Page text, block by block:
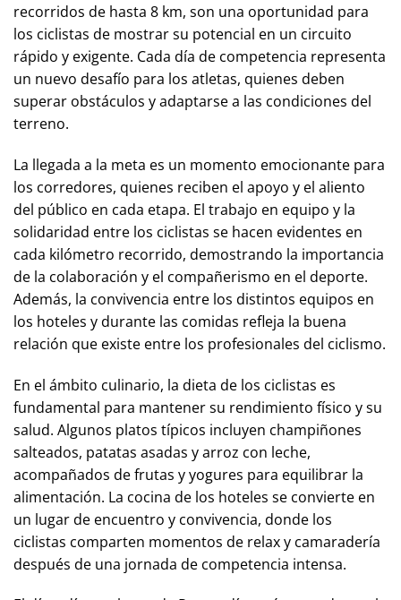
recorridos de hasta 8 km, son una oportunidad para
los ciclistas de mostrar su potencial en un circuito
rápido y exigente. Cada día de competencia representa
un nuevo desafío para los atletas, quienes deben
superar obstáculos y adaptarse a las condiciones del
terreno.
La llegada a la meta es un momento emocionante para
los corredores, quienes reciben el apoyo y el aliento
del público en cada etapa. El trabajo en equipo y la
solidaridad entre los ciclistas se hacen evidentes en
cada kilómetro recorrido, demostrando la importancia
de la colaboración y el compañerismo en el deporte.
Además, la convivencia entre los distintos equipos en
los hoteles y durante las comidas refleja la buena
relación que existe entre los profesionales del ciclismo.
En el ámbito culinario, la dieta de los ciclistas es
fundamental para mantener su rendimiento físico y su
salud. Algunos platos típicos incluyen champiñones
salteados, patatas asadas y arroz con leche,
acompañados de frutas y yogures para equilibrar la
alimentación. La cocina de los hoteles se convierte en
un lugar de encuentro y convivencia, donde los
ciclistas comparten momentos de relax y camaradería
después de una jornada de competencia intensa.